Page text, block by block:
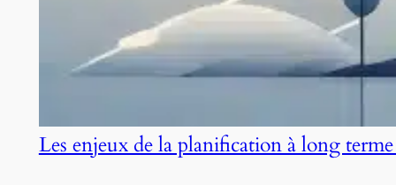
Les enjeux de la planification à long